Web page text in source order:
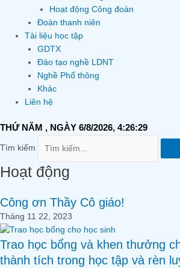
Hoạt động Công đoàn
Đoàn thanh niên
Tài liệu học tập
GDTX
Đào tạo nghề LDNT
Nghề Phổ thông
Khác
Liên hệ
THỨ NĂM , NGÀY 6/8/2026, 4:26:29
Tìm kiếm
Hoạt động
Công ơn Thầy Cô giáo!
Tháng 11 22, 2023
Trao học bổng và khen thưởng
thành tích trong học tập và rèn